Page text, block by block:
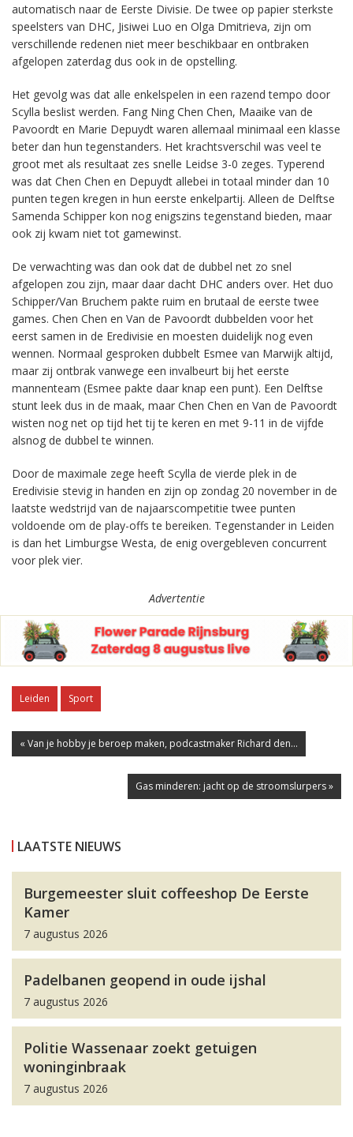
automatisch naar de Eerste Divisie. De twee op papier sterkste
speelsters van DHC, Jisiwei Luo en Olga Dmitrieva, zijn om
verschillende redenen niet meer beschikbaar en ontbraken
afgelopen zaterdag dus ook in de opstelling.
Het gevolg was dat alle enkelspelen in een razend tempo door
Scylla beslist werden. Fang Ning Chen Chen, Maaike van de
Pavoordt en Marie Depuydt waren allemaal minimaal een klasse
beter dan hun tegenstanders. Het krachtsverschil was veel te
groot met als resultaat zes snelle Leidse 3-0 zeges. Typerend
was dat Chen Chen en Depuydt allebei in totaal minder dan 10
punten tegen kregen in hun eerste enkelpartij. Alleen de Delftse
Samenda Schipper kon nog enigszins tegenstand bieden, maar
ook zij kwam niet tot gamewinst.
De verwachting was dan ook dat de dubbel net zo snel
afgelopen zou zijn, maar daar dacht DHC anders over. Het duo
Schipper/Van Bruchem pakte ruim en brutaal de eerste twee
games. Chen Chen en Van de Pavoordt dubbelden voor het
eerst samen in de Eredivisie en moesten duidelijk nog even
wennen. Normaal gesproken dubbelt Esmee van Marwijk altijd,
maar zij ontbrak vanwege een invalbeurt bij het eerste
mannenteam (Esmee pakte daar knap een punt). Een Delftse
stunt leek dus in de maak, maar Chen Chen en Van de Pavoordt
wisten nog net op tijd het tij te keren en met 9-11 in de vijfde
alsnog de dubbel te winnen.
Door de maximale zege heeft Scylla de vierde plek in de
Eredivisie stevig in handen en zijn op zondag 20 november in de
laatste wedstrijd van de najaarscompetitie twee punten
voldoende om de play-offs te bereiken. Tegenstander in Leiden
is dan het Limburgse Westa, de enig overgebleven concurrent
voor plek vier.
Advertentie
Leiden Sport
« Van je hobby je beroep maken, podcastmaker Richard den...
Gas minderen: jacht op de stroomslurpers »
LAATSTE NIEUWS
Burgemeester sluit coffeeshop De Eerste
Kamer
7 augustus 2026
Padelbanen geopend in oude ijshal
7 augustus 2026
Politie Wassenaar zoekt getuigen
woninginbraak
7 augustus 2026